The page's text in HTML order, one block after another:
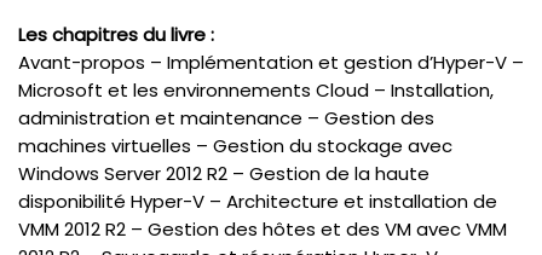
Les chapitres du livre :
Avant-propos – Implémentation et gestion d’Hyper-V –
Microsoft et les environnements Cloud – Installation,
administration et maintenance – Gestion des
machines virtuelles – Gestion du stockage avec
Windows Server 2012 R2 – Gestion de la haute
disponibilité Hyper-V – Architecture et installation de
VMM 2012 R2 – Gestion des hôtes et des VM avec VMM